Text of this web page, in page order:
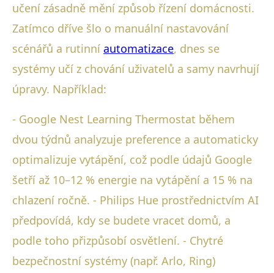
učení zásadně mění způsob řízení domácnosti.
Zatímco dříve šlo o manuální nastavování
scénářů a rutinní automatizace, dnes se
systémy učí z chování uživatelů a samy navrhují
úpravy. Například:
- Google Nest Learning Thermostat během
dvou týdnů analyzuje preference a automaticky
optimalizuje vytápění, což podle údajů Google
šetří až 10–12 % energie na vytápění a 15 % na
chlazení ročně. - Philips Hue prostřednictvím AI
předpovídá, kdy se budete vracet domů, a
podle toho přizpůsobí osvětlení. - Chytré
bezpečnostní systémy (např. Arlo, Ring)